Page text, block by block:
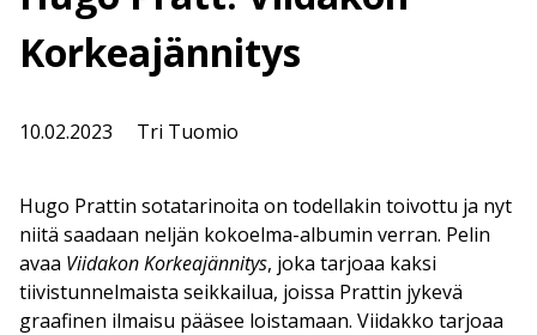
Korkeajännitys
10.02.2023 Tri Tuomio
Hugo Prattin sotatarinoita on todellakin toivottu ja nyt
niitä saadaan neljän kokoelma-albumin verran. Pelin
avaa Viidakon Korkeajännitys, joka tarjoaa kaksi
tiivistunnelmaista seikkailua, joissa Prattin jykevä
graafinen ilmaisu pääsee loistamaan. Viidakko tarjoaa